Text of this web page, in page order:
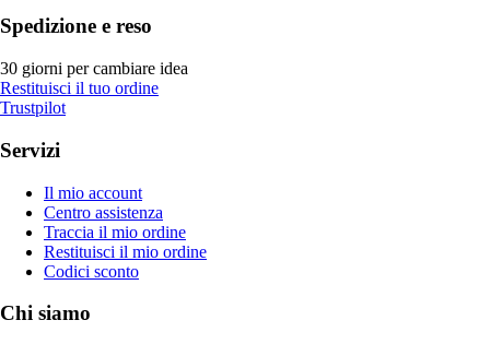
Spedizione e reso
30 giorni per cambiare idea
Restituisci il tuo ordine
Trustpilot
Servizi
Il mio account
Centro assistenza
Traccia il mio ordine
Restituisci il mio ordine
Codici sconto
Chi siamo